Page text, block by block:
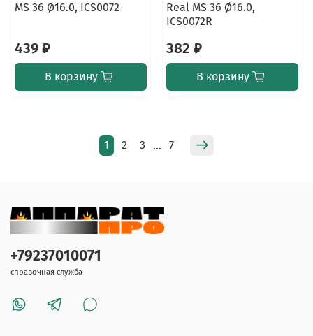
MS 36 Ø16.0, ICS0072
439 ₽
В корзину
Real MS 36 Ø16.0,
ICS0072R
382 ₽
В корзину
1 2 3 … 7
+79237010071
справочная служба